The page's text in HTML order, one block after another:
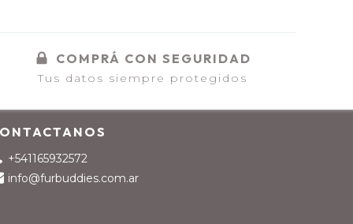
COMPRÁ CON SEGURIDAD
Tus datos siempre protegidos
+541165932572
info@furbuddies.com.ar